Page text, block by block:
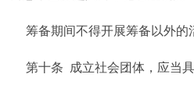
筹备期间不得开展筹备以外的
第十条 成立社会团体，应当具